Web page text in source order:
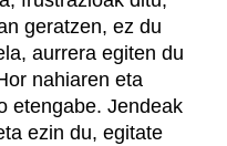
geratzen, ez du
aurrera egiten du
nahiaren eta
etengabe. Jendeak
ezin du, egitate